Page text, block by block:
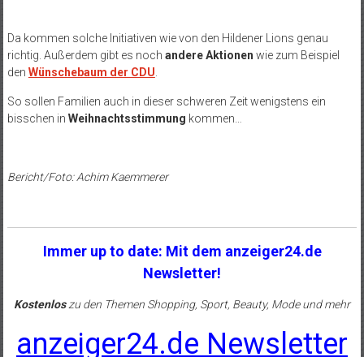
Da kommen solche Initiativen wie von den Hildener Lions genau
richtig. Außerdem gibt es noch andere Aktionen wie zum Beispiel
den Wünschebaum der CDU
So sollen Familien auch in dieser schweren Zeit wenigstens ein
bisschen in Weihnachtsstimmung kommen…
Bericht/Foto: Achim Kaemmerer
Immer up to date: Mit dem anzeiger24.de
Newsletter!
Kostenloszu den Themen Shopping, Sport, Beauty, Mode und mehr
anzeiger24.de Newsletter